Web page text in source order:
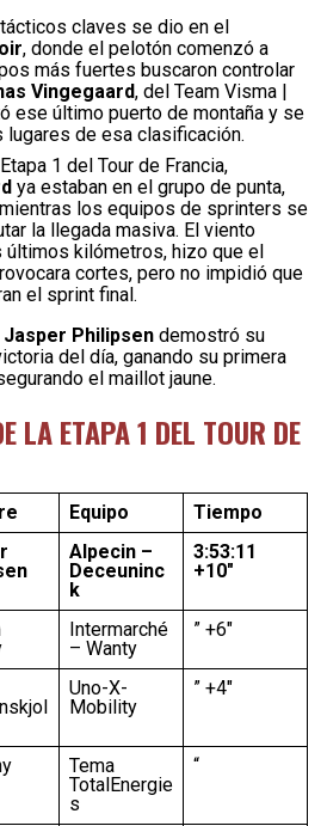
claves se dio en el
, donde el pelotón comenzó a
más fuertes buscaron controlar
Vingegaard, del Team Visma |
ese último puerto de montaña y se
de esa clasificación.
1 del Tour de Francia,
ya estaban en el grupo de punta,
los equipos de sprinters se
la llegada masiva. El viento
últimos kilómetros, hizo que el
cortes, pero no impidió que
el sprint final.
Jasper Philipsen demostró su
del día, ganando su primera
el maillot jaune.
LA ETAPA 1 DEL TOUR DE
Equipo
Tiempo
Alpecin –
Deceuninc
k
3:53:11
+10″
Intermarché
– Wanty
” +6″
Uno-X-
Mobility
” +4″
Tema
TotalEnergie
s
“